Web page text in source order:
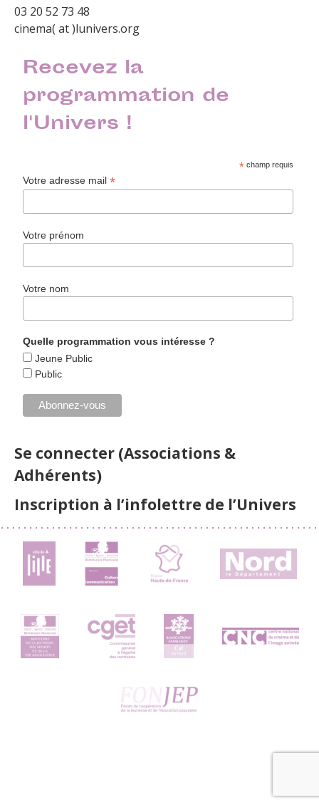
03 20 52 73 48
cinema( at )lunivers.org
Recevez la
programmation de
l'Univers !
* champ requis
Votre adresse mail*
Votre prénom
Votre nom
Quelle programmation vous intéresse ?
Jeune Public
Public
Se connecter (Associations &
Adhérents)
Inscription à l’infolettre de l’Univers